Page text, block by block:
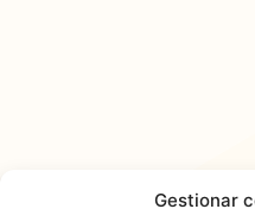
Gestionar